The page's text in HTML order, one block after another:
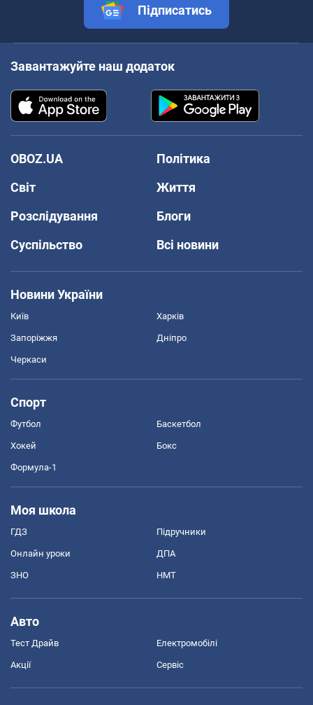
Підписатись
Завантажуйте наш додаток
OBOZ.UA
Політика
Світ
Життя
Розслідування
Блоги
Суспільство
Всі новини
Новини України
Київ Харків
Запоріжжя Дніпро
Черкаси
Спорт
Футбол Баскетбол
Хокей Бокс
Формула-1
Моя школа
ГДЗ Підручники
Онлайн уроки ДПА
ЗНО НМТ
Авто
Тест Драйв Електромобілі
Акції Сервіс